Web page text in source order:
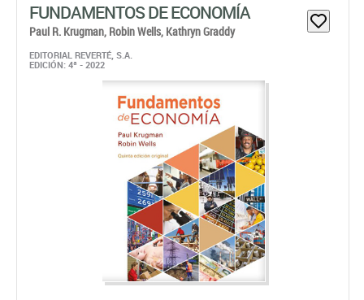
FUNDAMENTOS DE ECONOMÍA
Paul R. Krugman, Robin Wells, Kathryn Graddy
EDITORIAL REVERTÉ, S.A.
EDICIÓN: 4ª - 2022